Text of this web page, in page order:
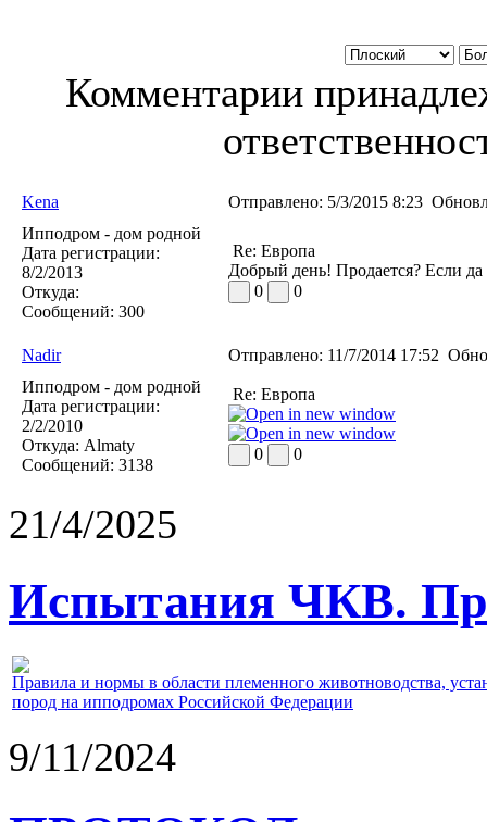
Комментарии
Kena Отправлено: 5/3/2015 8:23
Ипподром - дом родной
Дата регистрации:
8/2/2013
Откуда:
Сообщений: 300
Re: Европа
Добрый день! Продается? Если
0
0
Nadir Отправлено: 11/7/2014 17:52
Ипподром - дом родной
Дата регистрации:
2/2/2010
Откуда: Almaty
Сообщений: 3138
Re: Европа
0 0
21/4/2025
Испытания ЧКВ.
Правила и нормы в области племенного животноводства,
пород на ипподромах Российской Федерации
9/11/2024